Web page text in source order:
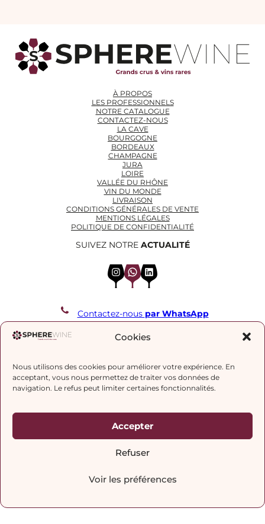
Cookies
Nous utilisons des cookies pour améliorer votre expérience. En
acceptant, vous nous permettez de traiter vos données de
navigation. Le refus peut limiter certaines fonctionnalités.
Accepter
Refuser
Voir les préférences
À PROPOS
LES PROFESSIONNELS
NOTRE CATALOGUE
CONTACTEZ-NOUS
LA CAVE
BOURGOGNE
BORDEAUX
CHAMPAGNE
JURA
LOIRE
VALLÉE DU RHÔNE
VIN DU MONDE
LIVRAISON
CONDITIONS GÉNÉRALES DE VENTE
MENTIONS LÉGALES
POLITIQUE DE CONFIDENTIALITÉ
SUIVEZ NOTRE ACTUALITÉ
InstagramWhatsApp LinkedIn
Contactez-nous par WhatsApp
REJOIGNEZ NOTRE LISTE DE DIFFUSION
politique de confidentialité.